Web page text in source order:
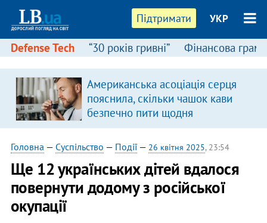
Підтримати УКР
Defense Tech “30 років гривні” Фінансова
Американська асоціація серця
пояснила, скільки чашок кави
безпечно пити щодня
Головна — Суспільство — Події— 26 квітня 2025, 23:54
Ще 12 українських дітей вдалося
повернути додому з російської
окупації